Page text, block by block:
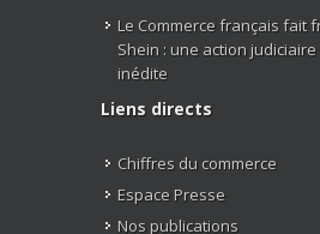
Le Commerce français fait
Shein : une action
inédite
Liens directs
Chiffres du commerce
Espace Presse
Nos publications